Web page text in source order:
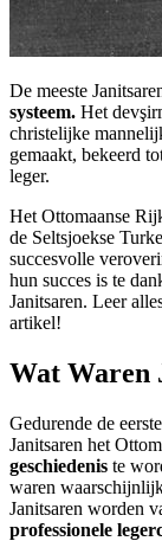
De meeste
systeem. Het
christelijke
gemaakt, bekeerd
leger.
Het Ottomaanse
de Seltsjoekse
succesvolle
hun succes is te
Janitsaren. Leer
artikel!
Wat Waren
Gedurende de
Janitsaren het
geschiedenis te
waren
Janitsaren worden
professionele